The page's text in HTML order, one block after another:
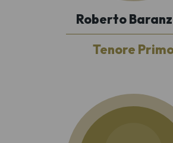
Roberto
Tenore